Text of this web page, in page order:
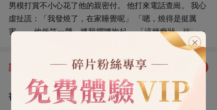
男模打賞不小心花了他的親密付。 他打來電話查崗。 我心
虛扯謊：「我發燒了，在家睡覺呢」 「嗯，燒得是挺厲
害。」 他低笑一聲，將我攔腰抱起， 「這種癥狀，建議親
評分：
書評 （0） 查看評論